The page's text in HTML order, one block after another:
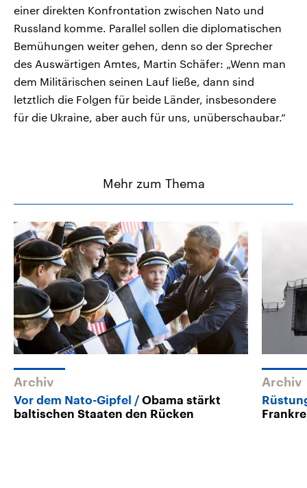
einer direkten Konfrontation zwischen Nato und
Russland komme. Parallel sollen die diplomatischen
Bemühungen weiter gehen, denn so der Sprecher
des Auswärtigen Amtes, Martin Schäfer: „Wenn man
dem Militärischen seinen Lauf ließe, dann sind
letztlich die Folgen für beide Länder, insbesondere
für die Ukraine, aber auch für uns, unüberschaubar.“
Mehr zum Thema
Archiv
Vor dem Nato-Gipfel
Obama stärkt
baltischen Staaten den Rücken
Archiv